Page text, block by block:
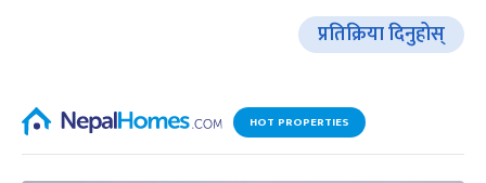
प्रतिक्रिया दिनुहोस्
HOT PROPERTIES